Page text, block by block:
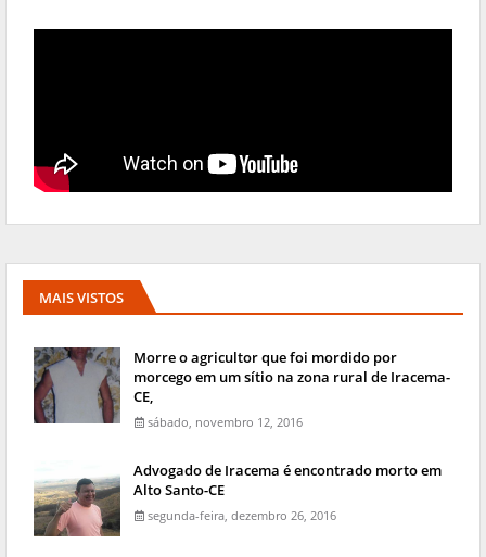
MAIS VISTOS
Morre o agricultor que foi mordido por
morcego em um sítio na zona rural de Iracema-
CE,
sábado, novembro 12, 2016
Advogado de Iracema é encontrado morto em
Alto Santo-CE
segunda-feira, dezembro 26, 2016